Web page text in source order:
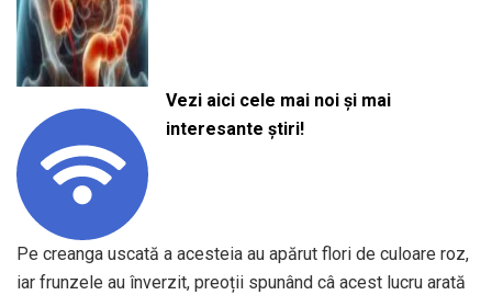
Vezi aici cele mai noi și mai
interesante știri!
Pe creanga uscată a acesteia au apărut flori de culoare roz,
iar frunzele au înverzit, preoții spunând câ acest lucru arată